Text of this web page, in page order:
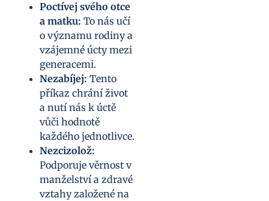
Poctívej svého otce
a matku: To nás učí
o významu rodiny a
vzájemné úcty mezi
generacemi.
Nezabíjej: Tento
příkaz chrání život
a nutí nás k úctě
vůči hodnotě
každého jednotlivce.
Nezcizolož:
Podporuje věrnost v
manželství a zdravé
vztahy založené na